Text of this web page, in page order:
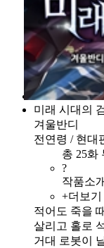
미래 시대의
겨울반디
전연령 / 현대
총 25화
?
작품소개
+더보기
적어도 죽을
살리고 홀로
거대 로봇이